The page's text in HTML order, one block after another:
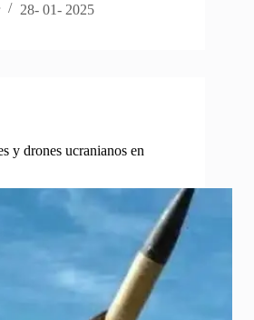
28- 01- 2025
y drones ucranianos en